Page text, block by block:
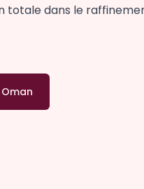
totale dans le